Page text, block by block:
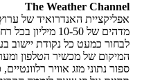
The Weather Channel
אפליקציית האנדרואיד של
מדהים של 10-50
לבחור כמעט כל נקודת יישוב
המיקום של מכשיר הטלפון